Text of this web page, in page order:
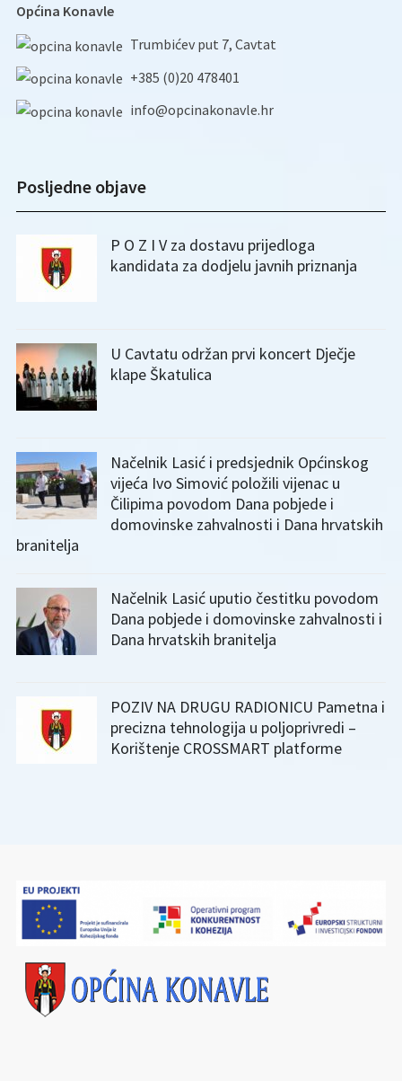
Općina Konavle
Trumbićev put 7, Cavtat
+385 (0)20 478401
info@opcinakonavle.hr
Posljedne objave
P O Z I V za dostavu prijedloga
kandidata za dodjelu javnih priznanja
U Cavtatu održan prvi koncert Dječje
klape Škatulica
Načelnik Lasić i predsjednik Općinskog
vijeća Ivo Simović položili vijenac u
Čilipima povodom Dana pobjede i
domovinske zahvalnosti i Dana hrvatskih
branitelja
Načelnik Lasić uputio čestitku povodom
Dana pobjede i domovinske zahvalnosti i
Dana hrvatskih branitelja
POZIV NA DRUGU RADIONICU Pametna i
precizna tehnologija u poljoprivredi –
Korištenje CROSSMART platforme